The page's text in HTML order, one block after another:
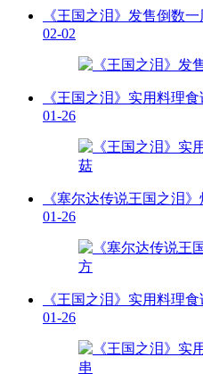
《王国之泪》发售倒数
02-02
《王国之泪》实用料理
01-26
《塞尔达传说王国之泪
01-26
《王国之泪》实用料理
01-26